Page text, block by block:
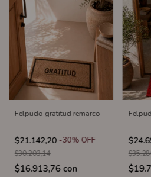
Felpudo gratitud remarco
$21.142,20 -30% OFF
$30.203,14
$16.913,76 con